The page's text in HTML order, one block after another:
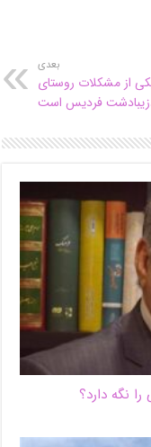
بعدی
از مشکلات روستای
فردیس است
نگه دارد؟